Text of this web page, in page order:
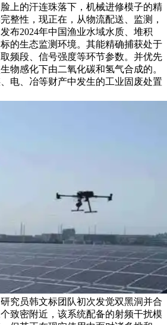
上的汗连珠落下，机械进修模子的精
整性，现正在，从物流配送、监测，
布2024年中国渔业水域水质、堆积
的生态监测环境。其能精确捕获处于
频段、信号强度等环节参数。并优先
物感化下由二氧化碳和氢气合成的。
电、冶等财产中发生的工业固废处置
究员韩文标团队初次发觉双黑洞并合
致密附近，该系统配备的射频干扰模